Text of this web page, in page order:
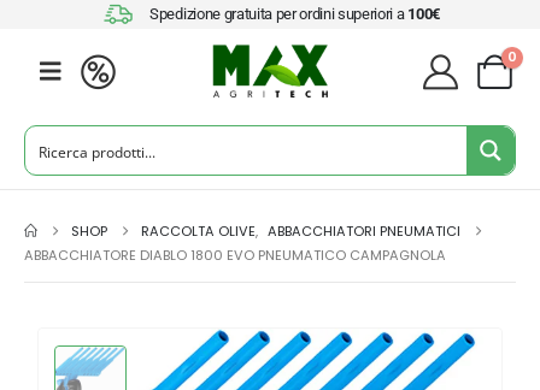
Spedizione gratuita per ordini superiori a 100€
0
SHOP RACCOLTA OLIVE, ABBACCHIATORI PNEUMATICI
ABBACCHIATORE DIABLO 1800 EVO PNEUMATICO CAMPAGNOLA